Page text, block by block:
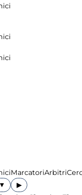
MarcatoriArbitri
▶